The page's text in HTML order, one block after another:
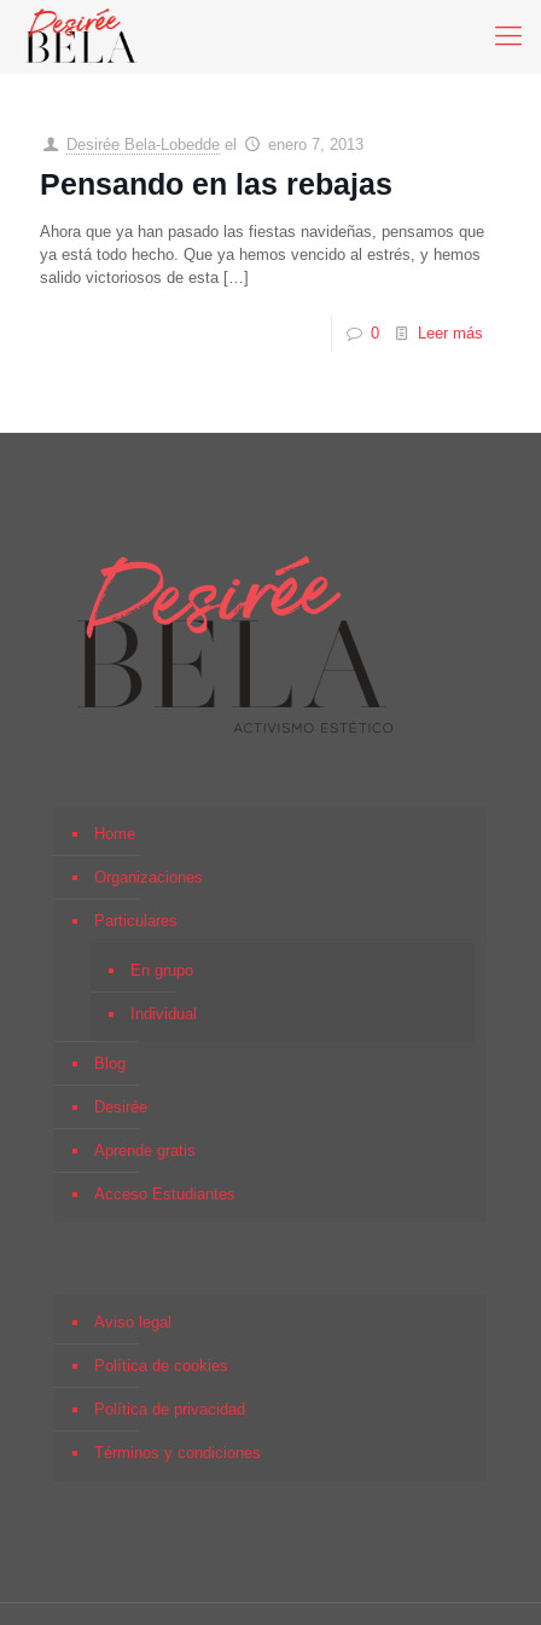
Desirée Bela-Lobedde el enero 7, 2013
Pensando en las rebajas
Ahora que ya han pasado las fiestas navideñas, pensamos que
ya está todo hecho. Que ya hemos vencido al estrés, y hemos
salido victoriosos de esta[…]
0 Leer más
Home
Organizaciones
Particulares
En grupo
Individual
Blog
Desirée
Aprende gratis
Acceso Estudiantes
Aviso legal
Política de cookies
Política de privacidad
Términos y condiciones